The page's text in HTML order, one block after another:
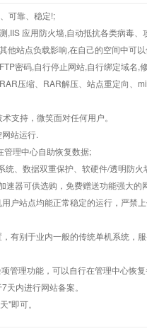
可靠、稳定!;
,IIS 应用防火墙,自动抵抗各类病毒、
他站点负载影响,在自己的空间中可
密码,自行停止网站,自行绑定域名,
压缩、RAR解压、站点重定向、
支持，微笑面对任何用户。
站运行.
管理中心自助恢复数据;
统、数据双重保护、软硬件/透明防火
速器可供选购，免费赠送功能强大
户站点均能正常稳定的运行，严禁
有别于业内一般的传统单机系统，
管理功能，可以自行在管理中心恢
内进行网站备案。
"即可。